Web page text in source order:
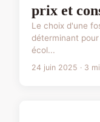
prix et
Le choix d'une
déterminant
écol...
24 juin 2025 · 3